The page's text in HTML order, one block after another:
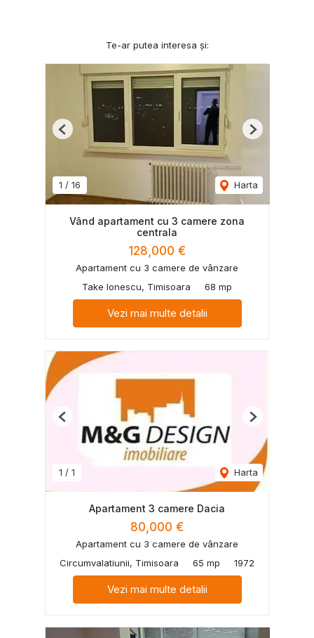
Te-ar putea interesa și:
1 / 16 Harta
Previous Next
Vând apartament cu 3 camere zona
centrala
128,000 €
Apartament cu 3 camere de vânzare
Take Ionescu, Timisoara
68 mp
Vezi mai multe detalii
1 / 1 Harta
Previous Next
Apartament 3 camere Dacia
80,000 €
Apartament cu 3 camere de vânzare
Circumvalatiunii, Timisoara
65 mp 1972
Vezi mai multe detalii